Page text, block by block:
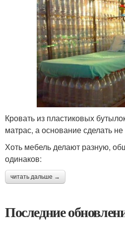
Кровать из пластиковых
матрас, а основание сделать
Хоть мебель делают разную,
одинаков:
читать дальше →
Последние